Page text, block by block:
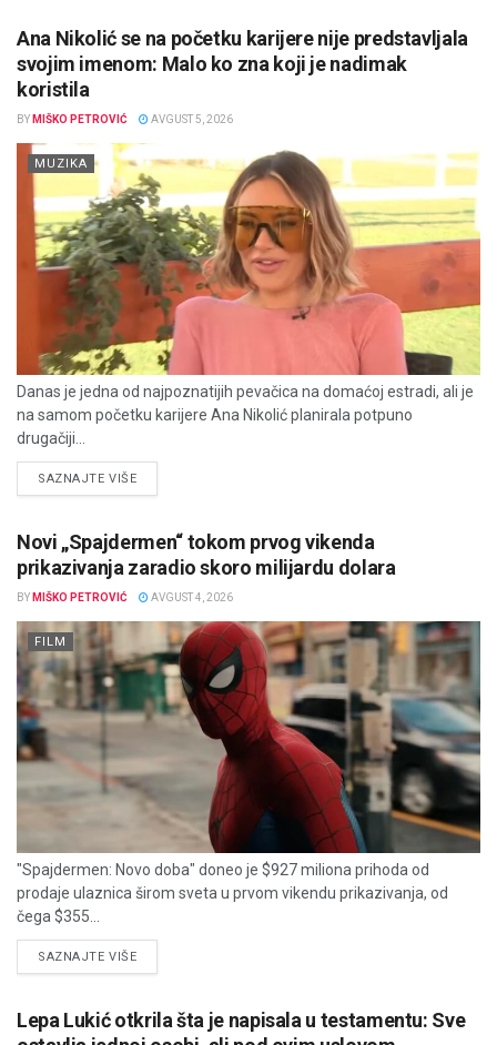
Ana Nikolić se na početku karijere nije predstavljala
svojim imenom: Malo ko zna koji je nadimak
koristila
BY MIŠKO PETROVIĆ AVGUST 5, 2026
MUZIKA
Danas je jedna od najpoznatijih pevačica na domaćoj estradi, ali je
na samom početku karijere Ana Nikolić planirala potpuno
drugačiji...
SAZNAJTE VIŠEDETAILS
Novi „Spajdermen“ tokom prvog vikenda
prikazivanja zaradio skoro milijardu dolara
BY MIŠKO PETROVIĆ AVGUST 4, 2026
FILM
"Spajdermen: Novo doba" doneo je $927 miliona prihoda od
prodaje ulaznica širom sveta u prvom vikendu prikazivanja, od
čega $355...
SAZNAJTE VIŠEDETAILS
Lepa Lukić otkrila šta je napisala u testamentu: Sve